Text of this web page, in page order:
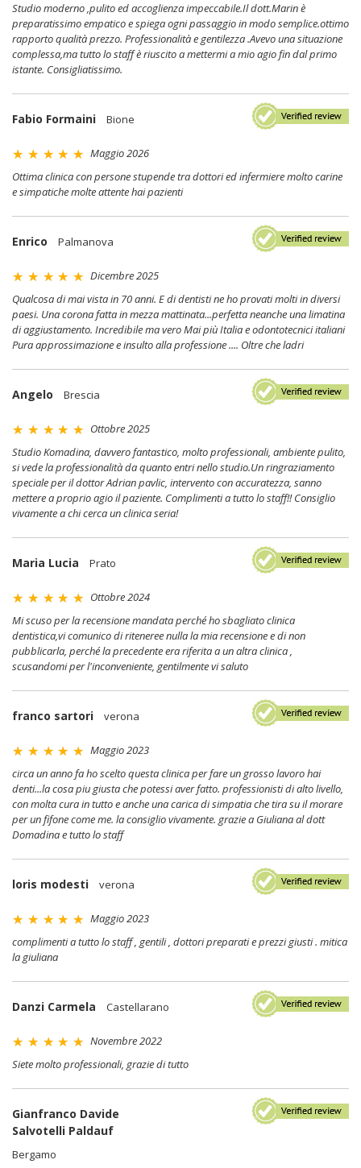
Studio moderno ,pulito ed accoglienza impeccabile.Il dott.Marin è
preparatissimo empatico e spiega ogni passaggio in modo semplice.ottimo
rapporto qualità prezzo. Professionalità e gentilezza .Avevo una situazione
complessa,ma tutto lo staff è riuscito a mettermi a mio agio fin dal primo
istante. Consigliatissimo.
Fabio Formaini Bione
Maggio 2026
Ottima clinica con persone stupende tra dottori ed infermiere molto carine
e simpatiche molte attente hai pazienti
Enrico Palmanova
Dicembre 2025
Qualcosa di mai vista in 70 anni. E di dentisti ne ho provati molti in diversi
paesi. Una corona fatta in mezza mattinata...perfetta neanche una limatina
di aggiustamento. Incredibile ma vero Mai più Italia e odontotecnici italiani
Pura approssimazione e insulto alla professione .... Oltre che ladri
Angelo Brescia
Ottobre 2025
Studio Komadina, davvero fantastico, molto professionali, ambiente pulito,
si vede la professionalità da quanto entri nello studio.Un ringraziamento
speciale per il dottor Adrian pavlic, intervento con accuratezza, sanno
mettere a proprio agio il paziente. Complimenti a tutto lo staff!! Consiglio
vivamente a chi cerca un clinica seria!
Maria Lucia Prato
Ottobre 2024
Mi scuso per la recensione mandata perché ho sbagliato clinica
dentistica,vi comunico di riteneree nulla la mia recensione e di non
pubblicarla, perché la precedente era riferita a un altra clinica ,
scusandomi per l'inconveniente, gentilmente vi saluto
franco sartori verona
Maggio 2023
circa un anno fa ho scelto questa clinica per fare un grosso lavoro hai
denti...la cosa piu giusta che potessi aver fatto. professionisti di alto livello,
con molta cura in tutto e anche una carica di simpatia che tira su il morare
per un fifone come me. la consiglio vivamente. grazie a Giuliana al dott
Domadina e tutto lo staff
loris modesti verona
Maggio 2023
complimenti a tutto lo staff , gentili , dottori preparati e prezzi giusti . mitica
la giuliana
Danzi Carmela Castellarano
Novembre 2022
Siete molto professionali, grazie di tutto
Gianfranco Davide
Salvotelli Paldauf
Bergamo